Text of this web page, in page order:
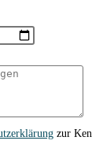
zur